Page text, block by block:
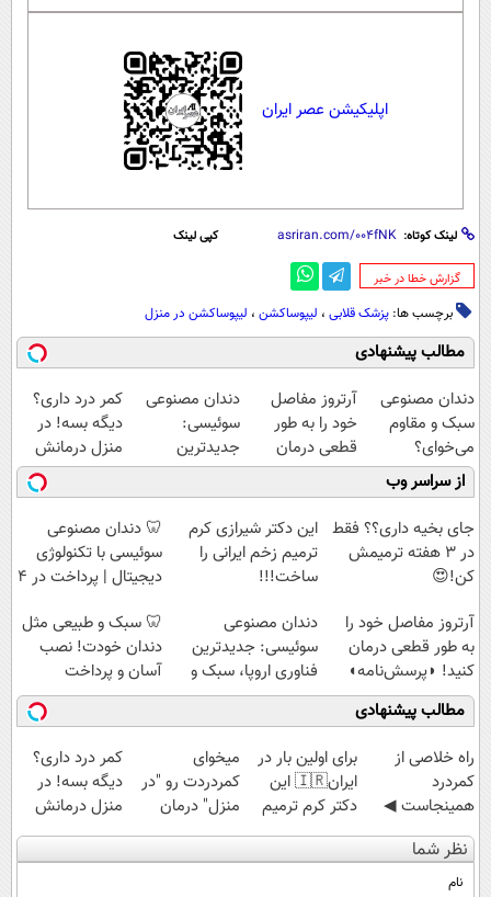
اپلیکیشن عصر ایران
لینک کوتاه: کپی لینک
‌گزارش خطا در خبر
برچسب ها: پزشک قلابی ، لیپوساکشن ، لیپوساکشن در منزل
مطالب پیشنهادی
دندان مصنوعی
سبک و مقاوم
می‌خوای؟
پرداخت اقساطی
هم داریم!😍 |
📍تهران
آرتروز مفاصل
خود را به طور
قطعی درمان
کنید!
◗پرسش‌نامه◖
دندان مصنوعی
سوئیسی:
جدیدترین
فناوری اروپا،
سبک و مقاوم |
پرداخت قسطی
کمر درد داری؟
دیگه بسه! در
منزل درمانش
کن
(◀پرسش‌نامه)
از سراسر وب
جای بخیه داری؟؟ فقط
در 3 هفته ترمیمش
کن!😍
این دکتر شیرازی کرم
ترمیم زخم ایرانی را
ساخت!!!
🦷 دندان مصنوعی
سوئیسی با تکنولوژی
دیجیتال | پرداخت در 4
آرتروز مفاصل خود را
به طور قطعی درمان
کنید! ◗پرسش‌نامه◖
دندان مصنوعی
سوئیسی: جدیدترین
فناوری اروپا، سبک و
مقاوم | پرداخت
قسطی
🦷 سبک و طبیعی مثل
دندان خودت! نصب
آسان و پرداخت
اقساطی 💳 📍 تهران
مطالب پیشنهادی
‌راه خلاصی از
کمردرد
همینجاست ◀
فقط کافیه فرم
رو پر کنی!
برای اولین بار در
ایران🇮🇷 این
دکتر کرم ترمیم
کننده 23 روزه
ساخت!
میخوای
کمردردت رو "در
منزل" درمان
کنی؟ (◂فیلم +
◂پرسش‌نامه)
کمر درد داری؟
دیگه بسه! در
منزل درمانش
کن
(◀پرسش‌نامه)
نظر شما
نام